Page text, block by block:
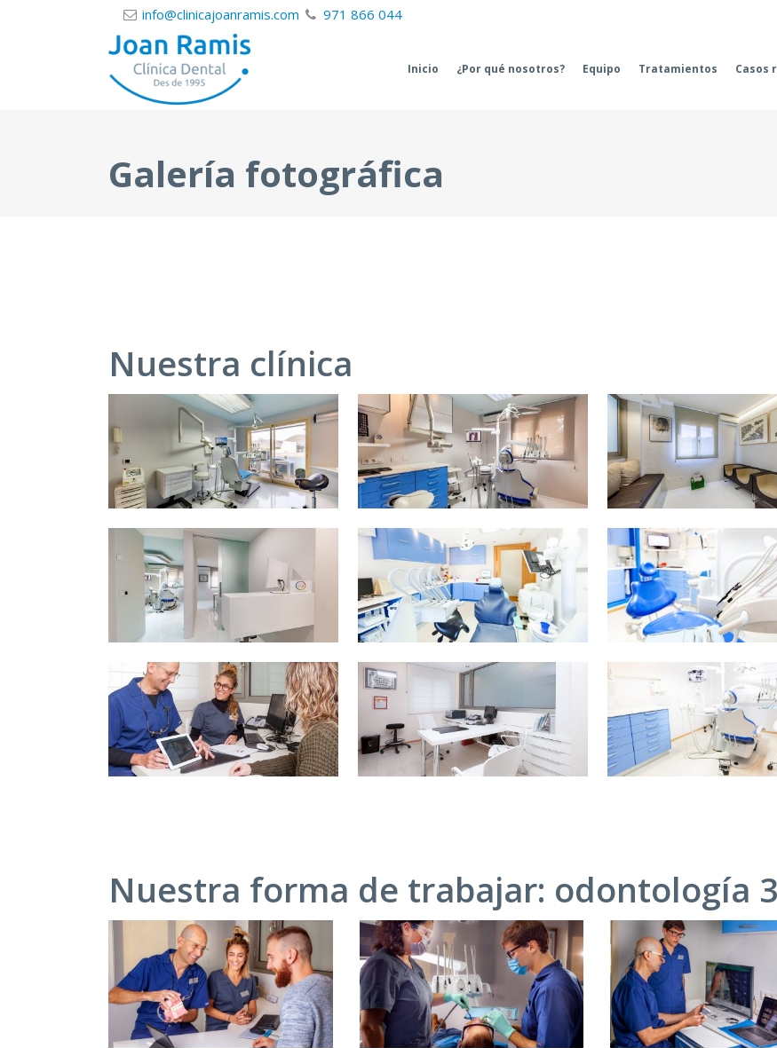
info@clinicajoanramis.com 971 866 044
Inicio ¿Por qué nosotros? Equipo Tratamientos Casos
Galería fotográfica
Nuestra clínica
Nuestra forma de trabajar: odontología